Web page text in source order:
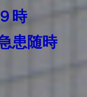
時
患随時